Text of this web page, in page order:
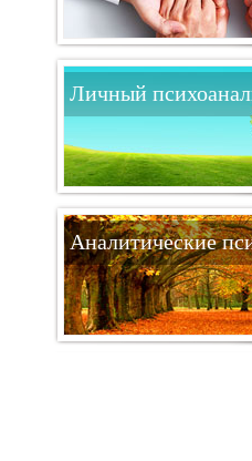
Личный
Аналитические